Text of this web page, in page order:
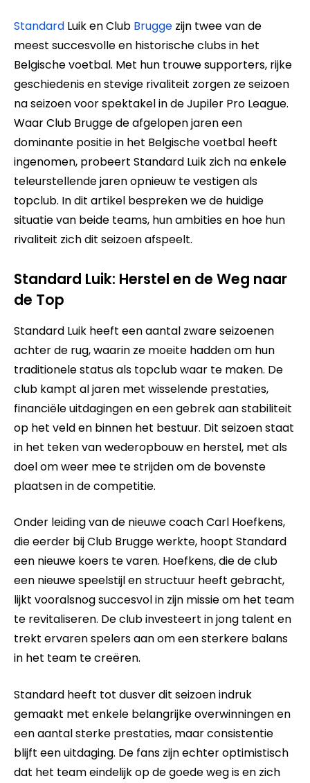
Standard Luik en Club Brugge zijn twee van de
meest succesvolle en historische clubs in het
Belgische voetbal. Met hun trouwe supporters, rijke
geschiedenis en stevige rivaliteit zorgen ze seizoen
na seizoen voor spektakel in de Jupiler Pro League.
Waar Club Brugge de afgelopen jaren een
dominante positie in het Belgische voetbal heeft
ingenomen, probeert Standard Luik zich na enkele
teleurstellende jaren opnieuw te vestigen als
topclub. In dit artikel bespreken we de huidige
situatie van beide teams, hun ambities en hoe hun
rivaliteit zich dit seizoen afspeelt.
Standard Luik: Herstel en de Weg naar
de Top
Standard Luik heeft een aantal zware seizoenen
achter de rug, waarin ze moeite hadden om hun
traditionele status als topclub waar te maken. De
club kampt al jaren met wisselende prestaties,
financiële uitdagingen en een gebrek aan stabiliteit
op het veld en binnen het bestuur. Dit seizoen staat
in het teken van wederopbouw en herstel, met als
doel om weer mee te strijden om de bovenste
plaatsen in de competitie.
Onder leiding van de nieuwe coach Carl Hoefkens,
die eerder bij Club Brugge werkte, hoopt Standard
een nieuwe koers te varen. Hoefkens, die de club
een nieuwe speelstijl en structuur heeft gebracht,
lijkt vooralsnog succesvol in zijn missie om het team
te revitaliseren. De club investeert in jong talent en
trekt ervaren spelers aan om een sterkere balans
in het team te creëren.
Standard heeft tot dusver dit seizoen indruk
gemaakt met enkele belangrijke overwinningen en
een aantal sterke prestaties, maar consistentie
blijft een uitdaging. De fans zijn echter optimistisch
dat het team eindelijk op de goede weg is en zich